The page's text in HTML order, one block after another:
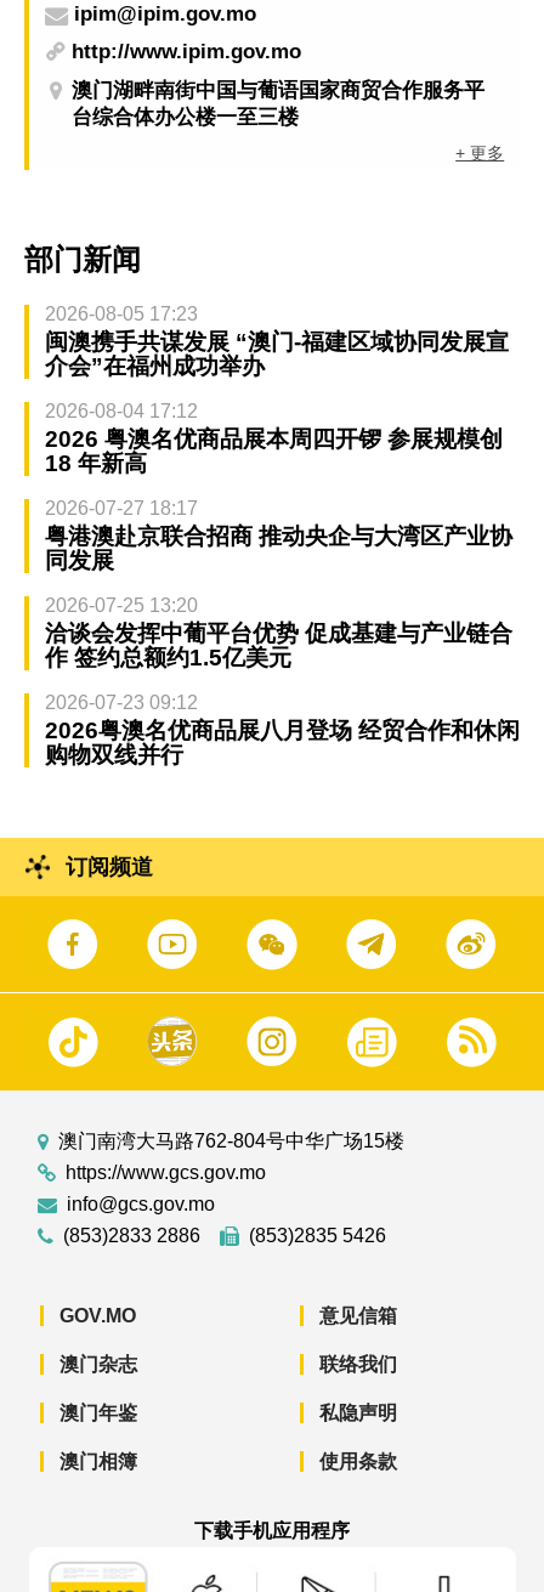
ipim@ipim.gov.mo
http://www.ipim.gov.mo
澳门湖畔南街中国与葡语国家商贸合作服务平
台综合体办公楼一至三楼
+ 更多
部门新闻
2026-08-05 17:23
闽澳携手共谋发展 “澳门-福建区域协同发展宣
介会”在福州成功举办
2026-08-04 17:12
2026 粤澳名优商品展本周四开锣 参展规模创
18 年新高
2026-07-27 18:17
粤港澳赴京联合招商 推动央企与大湾区产业协
同发展
2026-07-25 13:20
洽谈会发挥中葡平台优势 促成基建与产业链合
作 签约总额约1.5亿美元
2026-07-23 09:12
2026粤澳名优商品展八月登场 经贸合作和休闲
购物双线并行
订阅频道
澳门南湾大马路762-804号中华广场15楼
https://www.gcs.gov.mo
info@gcs.gov.mo
(853)2833 2886
(853)2835 5426
GOV.MO
澳门杂志
澳门年鉴
澳门相簿
意见信箱
联络我们
私隐声明
使用条款
下载手机应用程序